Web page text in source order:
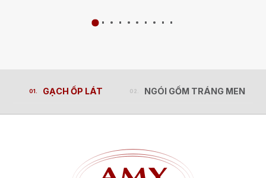
GẠCH ỐP LÁT
GẠCH ỐP LÁT
NGÓI GỐM TRÁNG MEN
NGÓI GỐM TRÁNG MEN